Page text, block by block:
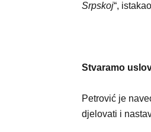
Srpskoj“,
Stvaramo
Petrović je
djelovati i